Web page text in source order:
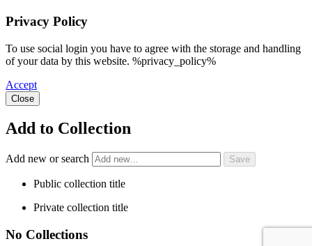
Privacy Policy
To use social login you have to agree with the storage and handling
of your data by this website. %privacy_policy%
Accept
Close
Add to Collection
Add new or search
Public collection title
Private collection title
No Collections